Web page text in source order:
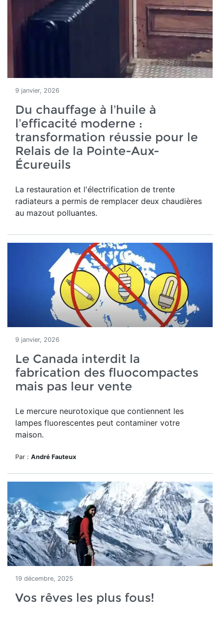
9 janvier, 2026
Du chauffage à l’huile à
l’efficacité moderne :
transformation réussie pour le
Relais de la Pointe-Aux-
Écureuils
La restauration et l'électrification de trente
radiateurs a permis de remplacer deux chaudières
au mazout polluantes.
9 janvier, 2026
Le Canada interdit la
fabrication des fluocompactes
mais pas leur vente
Le mercure neurotoxique que contiennent les
lampes fluorescentes peut contaminer votre
maison.
Par : André Fauteux
19 décembre, 2025
Vos rêves les plus fous!